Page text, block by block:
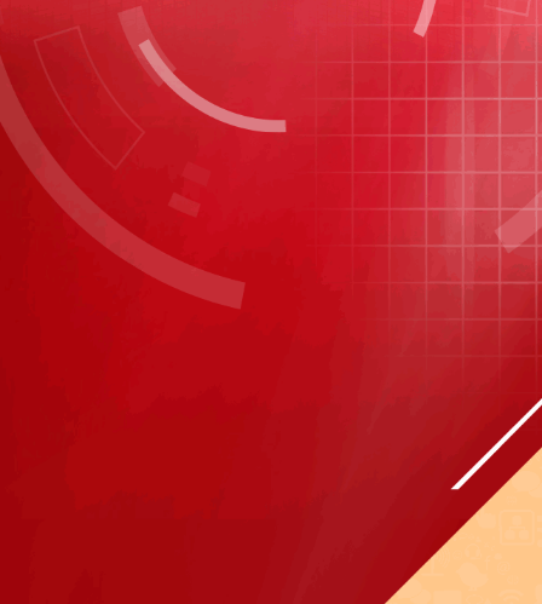
>
短片《明星谈熟悉的味道》
> 大鹏与母亲同唱《回家吃饭》
羽泉串烧歌曲《深呼吸+奋斗》
羽泉连线网友直播欢唱《奔跑》